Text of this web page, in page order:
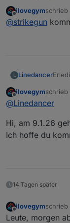
hier
/
Offline
ilovegymschrieb
zuletzt
@strikegun
L Linedancer
Offline
ilovegymschrieb
zuletzt
@Linedancer
Hi, am 9.1.26
Ich hoffe du
14 Tagen später
Offline
ilovegymschrieb
zuletzt
Leute, morgen